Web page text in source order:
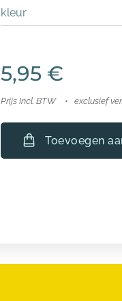
kleur
5,95 €
Prijs Incl. BTW exclusief
Toevoegen